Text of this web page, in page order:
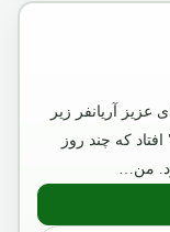
عزیز آریانفر زیر
که چند روز
من…